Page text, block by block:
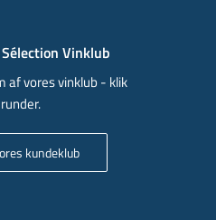
Vinklub
af vores vinklub - klik
kundeklub